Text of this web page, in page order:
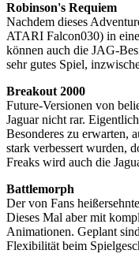
Robinson's Requiem
Nachdem dieses
ATARI Falcon030) in
können auch die JAG-
sehr gutes Spiel,
Breakout 2000
Future-Versionen von
Jaguar nicht rar.
Besonderes zu erwarten,
stark verbessert wurden,
Freaks wird auch die
Battlemorph
Der von Fans
Dieses Mal aber mit
Animationen. Geplant
Flexibilität beim